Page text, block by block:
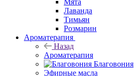
Мята
Лаванда
Тимьян
Розмарин
Ароматерапия
Назад
Ароматерапия
Благовония
Эфирные масла